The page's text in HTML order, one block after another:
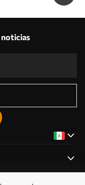
noticias